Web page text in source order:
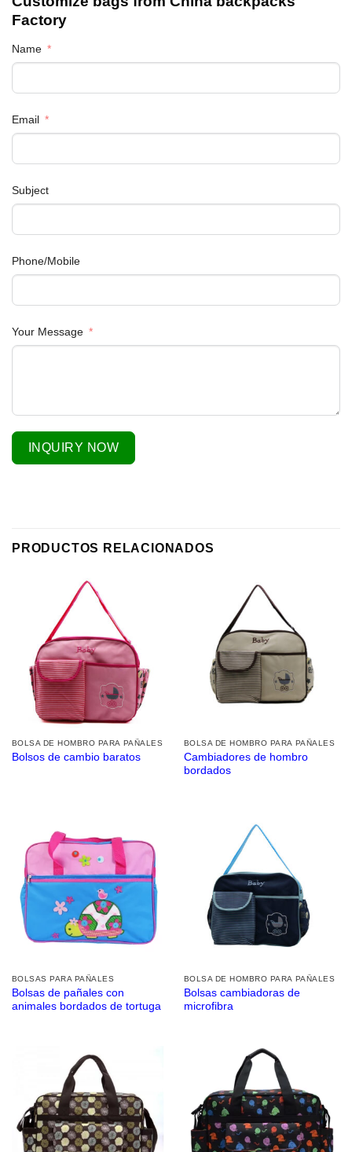
Factory
Name
Email
Subject
Phone/Mobile
Your Message
INQUIRY NOW
PRODUCTOS RELACIONADOS
BOLSA DE HOMBRO PARA PAÑALES
Bolsos de cambio baratos
BOLSA DE HOMBRO PARA PAÑALES
Cambiadores de hombro
bordados
BOLSAS PARA PAÑALES
Bolsas de pañales con
animales bordados de tortuga
BOLSA DE HOMBRO PARA PAÑALES
Bolsas cambiadoras de
microfibra